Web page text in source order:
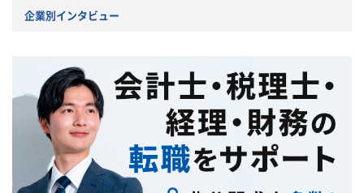
企業別インタビュー